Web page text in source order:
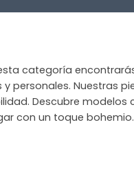
categoría
Nuestras
Descubre
con un toque bohemio.